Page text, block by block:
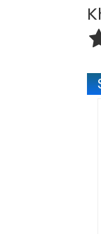
630,000 VNĐ